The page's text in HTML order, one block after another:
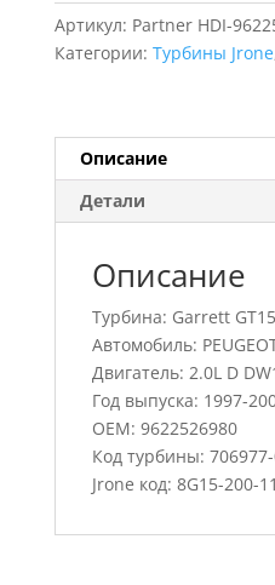
Partner
9622526980
Артикул: Partner HDI-
Категории: Турбины Jrone
Описание
Детали
Описание
Турбина: Garrett
Автомобиль:
Двигатель: 2.0L D
Год выпуска: 1997-
OEM: 9622526980
Код турбины: 706977-
Jrone код: 8G15-200-